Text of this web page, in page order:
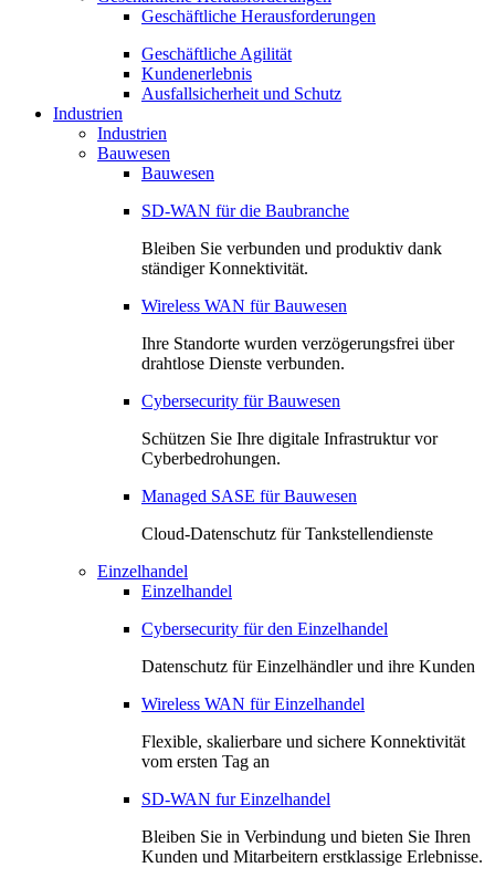
Geschäftliche Herausforderungen
Geschäftliche Agilität
Kundenerlebnis
Ausfallsicherheit und Schutz
Industrien
Industrien
Bauwesen
Bauwesen
SD-WAN für die Baubranche
Bleiben Sie verbunden und produktiv dank
ständiger Konnektivität.
Wireless WAN für Bauwesen
Ihre Standorte wurden verzögerungsfrei über
drahtlose Dienste verbunden.
Cybersecurity für Bauwesen
Schützen Sie Ihre digitale Infrastruktur vor
Cyberbedrohungen.
Managed SASE für Bauwesen
Cloud-Datenschutz für Tankstellendienste
Einzelhandel
Einzelhandel
Cybersecurity für den Einzelhandel
Datenschutz für Einzelhändler und ihre Kunden
Wireless WAN für Einzelhandel
Flexible, skalierbare und sichere Konnektivität
vom ersten Tag an
SD-WAN fur Einzelhandel
Bleiben Sie in Verbindung und bieten Sie Ihren
Kunden und Mitarbeitern erstklassige Erlebnisse.